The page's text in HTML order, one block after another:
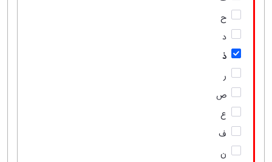
ح
د
ذ
ر
ص
ع
ف
ن